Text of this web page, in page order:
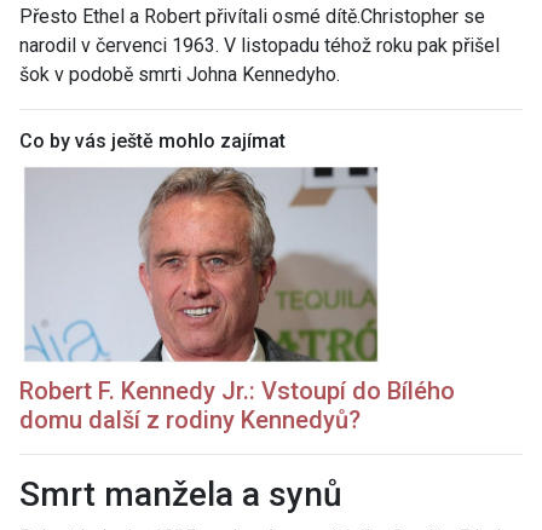
Přesto Ethel a Robert přivítali osmé dítě.Christopher se
narodil v červenci 1963. V listopadu téhož roku pak přišel
šok v podobě smrti Johna Kennedyho.
Co by vás ještě mohlo zajímat
Robert F. Kennedy Jr.: Vstoupí do Bílého
domu další z rodiny Kennedyů?
Smrt manžela a synů